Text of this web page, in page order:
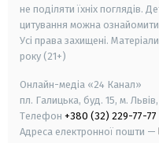
не поділяти їхніх поглядів.
цитування можна
Усі права захищені.
року (21+)
Онлайн-медіа «24 Канал»
пл. Галицька, буд. 15, м.
Телефон +380 (32) 229-77-77
Адреса електронної пошти —